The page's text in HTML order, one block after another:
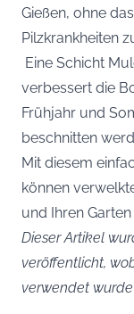
Gießen, ohne
Pilzkrankheiten
Eine Schicht
verbessert die
Frühjahr und
beschnitten
Mit diesem
können
und Ihren
Dieser Artikel
veröffentlicht,
verwendet wurde